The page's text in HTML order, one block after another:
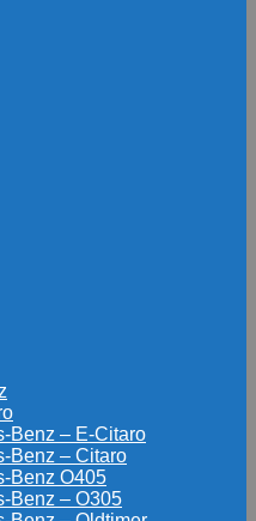
Benz – E-Citaro
Benz – Citaro
Benz O405
Benz – O305